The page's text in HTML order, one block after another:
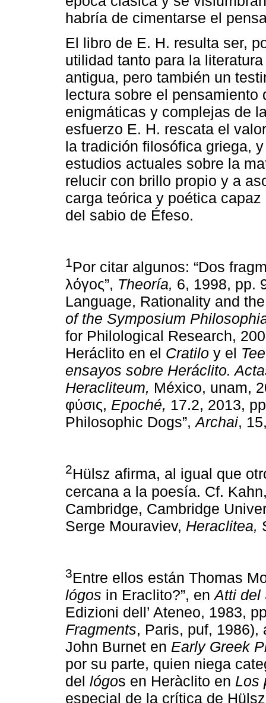
habría de cimentarse el
El libro de E. H. resulta ser,
utilidad tanto para la
antigua, pero también un
lectura sobre el pensamiento
enigmáticas y complejas de
esfuerzo E. H. rescata el
la tradición filosófica griega,
estudios actuales sobre la
relucir con brillo propio y a
carga teórica y poética
del sabio de Éfeso.
1Por citar algunos: “Dos
λόγος”, Theoría, 6, 1998, pp.
Language, Rationality and
of the Symposium
for Philological Research,
Heráclito en el Cratilo y el
ensayos sobre Heráclito.
Heracliteum, México, unam,
φύσις, Epoché, 17.2, 2013,
Philosophic Dogs”,Archai,
2Hülsz afirma, al igual que
cercana a la poesía. Cf.
Cambridge, Cambridge
Serge Mouraviev, Heraclitea,
3Entre ellos están Thomas
lógos in Eraclito?”, enAtti del
Edizioni dell’ Ateneo, 1983,
Fragments, Paris, puf, 1986),
John Burnet en Early Greek
por su parte, quien niega
del lógos en Heràclito en Los
especial de la crítica de